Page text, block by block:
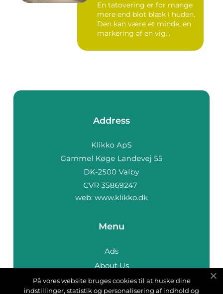
En tatovering er for mange
mere end blot blæk i huden.
Den kan være et minde, en
markering af en vig...
Address
web: www.klikko.dk
Menu
Ads
About Us
Cookies
På vores website bruges cookies til at huske dine
indstillinger, statistik og personalisering af indhold og